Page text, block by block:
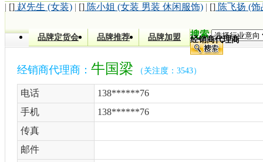
| [] 赵先生 (女装) | [] 陈小姐 (女装 男装 休闲服饰) | [] 陈飞扬 (
品牌定货会 品牌推荐 品牌加盟 搜索
经销商代理商
经销商代理商： 牛国梁 （关注度：3543）
电话
138******76
手机
138******76
传真
邮件